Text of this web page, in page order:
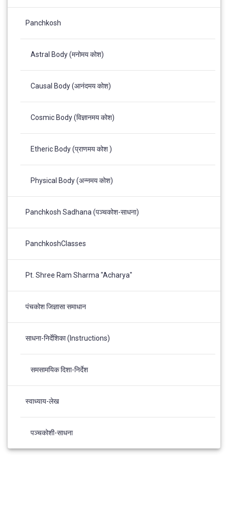
Panchkosh
Astral Body (मनोमय कोश)
Causal Body (आनंदमय कोश)
Cosmic Body (विज्ञानमय कोश)
Etheric Body (प्राणमय कोश )
Physical Body (अन्नमय कोश)
Panchkosh Sadhana (पञ्चकोश-साधना)
PanchkoshClasses
Pt. Shree Ram Sharma "Acharya"
पंचकोश जिज्ञासा समाधान
साधना-निर्देशिका (Instructions)
समसामयिक दिशा-निर्देश
स्वाध्याय-लेख
पञ्चकोशी-साधना